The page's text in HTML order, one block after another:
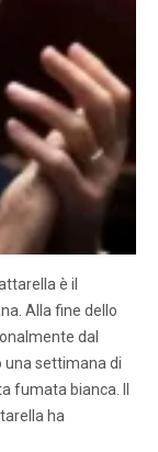
è il
Alla fine dello
dal
una settimana di
fumata bianca. Il
ha